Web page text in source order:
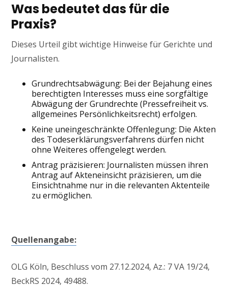
Was bedeutet das für die
Praxis?
Dieses Urteil gibt wichtige Hinweise für Gerichte und
Journalisten.
Grundrechtsabwägung: Bei der Bejahung eines
berechtigten Interesses muss eine sorgfältige
Abwägung der Grundrechte (Pressefreiheit vs.
allgemeines Persönlichkeitsrecht) erfolgen.
Keine uneingeschränkte Offenlegung: Die Akten
des Todeserklärungsverfahrens dürfen nicht
ohne Weiteres offengelegt werden.
Antrag präzisieren: Journalisten müssen ihren
Antrag auf Akteneinsicht präzisieren, um die
Einsichtnahme nur in die relevanten Aktenteile
zu ermöglichen.
Quellenangabe:
OLG Köln, Beschluss vom 27.12.2024, Az.: 7 VA 19/24,
BeckRS 2024, 49488.